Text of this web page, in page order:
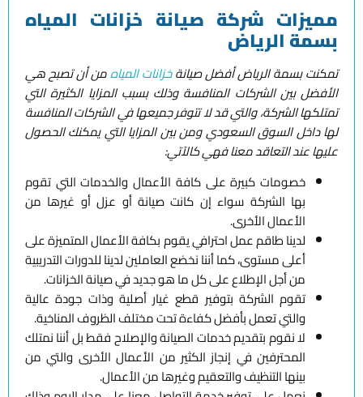
مميزات شركة صيانة خزانات المياه
بسمة الرياض
تمكنت بسمة الرياض أفضل صيانةخزانات المياهمن أن تصبح هي
الأفضل بين الشركات المنافسة وذلك بسبب المزايا الكثيرة التي
تمتلكها الشركة، والتي قد لا تتوفر جميعها في الشركات المنافسة
لها داخل السوق السعودي ومن بين المزايا التي يمكنك الحصول
عليها عند التعاقد معنا فهي كالآتي:
خصومات كبيرة على كافة الأعمال والخدمات التي تقوم
بها الشركة سواء إن كانت صيانة أو عزل أو غيرها من
الأعمال الأخرى.
لدينا طاقم عمل احترافي يقوم بكافة الأعمال المتميزة على
أعلى مستوى، كما أننا نخضع العاملين لدينا للدورات التدريبية
من أجل الإطلاع على كل ما هو جديد في صيانة الخزانات.
تقوم الشركة بتوفير قطع غيار أصلية وذات جودة عالية
والتي تعمل بأفضل كفاءة تحت مختلف الظروف المناخية.
لا نقوم بتقديم خدمات الصيانة والإصلاح فقط بل أننا نمتلك
المحترفين في إنجاز الكثير من الأعمال الأخرى والتي من
بينها التنظيف والتعقيم وغيرها من الأعمال.